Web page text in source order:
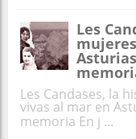
Les
Les Candases, la
vivas al mar en
memoria En j ...